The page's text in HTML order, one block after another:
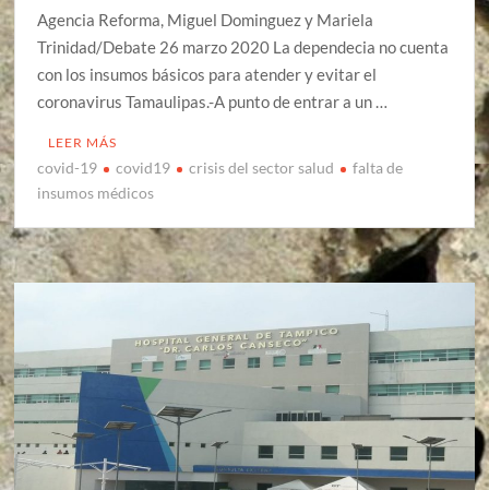
Agencia Reforma, Miguel Dominguez y Mariela
Trinidad/Debate 26 marzo 2020 La dependecia no cuenta
con los insumos básicos para atender y evitar el
coronavirus Tamaulipas.-A punto de entrar a un …
LEER MÁS
covid-19 covid19 crisis del sector salud
falta de
insumos médicos